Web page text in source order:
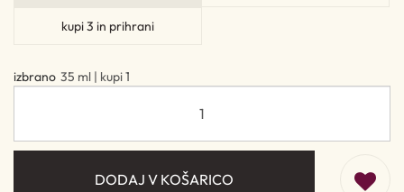
kupi 3 in prihrani
izbrano 35 ml | kupi 1
DODAJ V KOŠARICO